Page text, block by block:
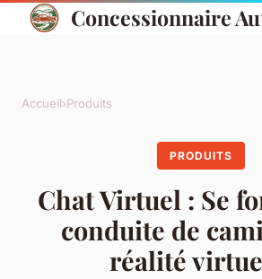
Concessionnaire
Accueil›Produits
PRODUITS
Chat Virtuel : Se
conduite de
réalité